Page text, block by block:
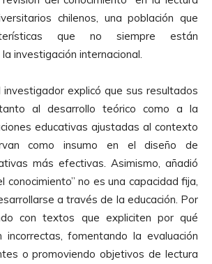
chilenos, una población que
que no siempre están
investigación internacional.
investigador explicó que sus resultados
al desarrollo teórico como a la
educativas ajustadas al contexto
como insumo en el diseño de
más efectivas. Asimismo, añadió
conocimiento” no es una capacidad fija,
a través de la educación. Por
con textos que expliciten por qué
fomentando la evaluación
o promoviendo objetivos de lectura